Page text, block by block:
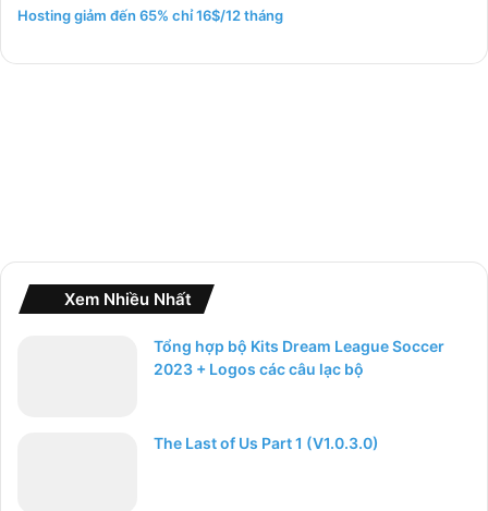
o
Hosting giảm đến 65% chỉ 16$/12 tháng
Xem Nhiều Nhất
Tổng hợp bộ Kits Dream League Soccer
2023 + Logos các câu lạc bộ
The Last of Us Part 1 (V1.0.3.0)